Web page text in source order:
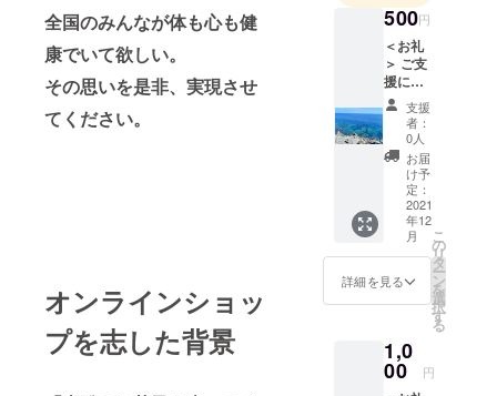
全国のみんなが体も心も健
康でいて欲しい。
その思いを是非、実現させ
てください。
オンラインショッ
プを志した背景
500円
＜お礼
＞ ご支
援に感
謝いた
しま
す。感
謝の言
葉を
メール
でお伝
えしま
す。 ま
た、ご
支援い
ただい
幸せを
願って
沖縄の
支援
者：
0人
お届
け予
定：
2021
年12
月
詳細を見る
こ
の
リ
タ
ー
ン
を
選
択
す
る
1,0
00 円